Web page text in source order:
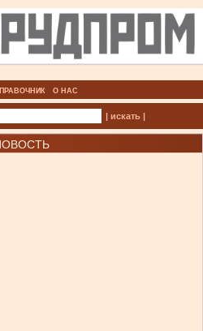
О НАС
| искать |